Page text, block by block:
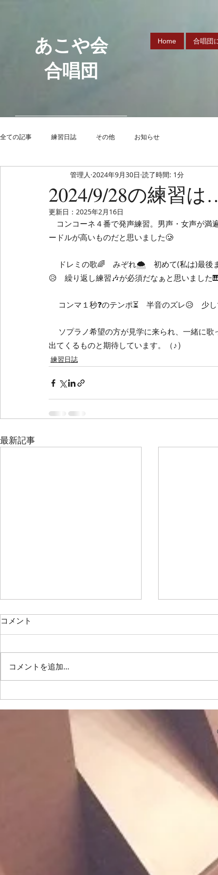
あこや会
合唱団
Home 合唱団
全ての記事 練習日誌 その他 お知らせ
2024/9/28の練習
管理人 2024年9月30日 読了時間: 1分
更新日： 2025年2月16日
コンコーネ４番で発声練習。男声・女声が満
ードルが高いものだと思いました🥲
😥　繰り返し練習🎶が必須だなぁと思いました
コンマ１秒❓のテンポ⏳　半音のズレ😥　少
出てくるものと期待しています。（♪）
練習日誌
最新記事
2026/7/11、定演後最初の練習
2週間のお休みを経て最初の練
習。次の演奏会（来年夏のグリー
ンサマーコンサート）を目指し
女屋先生のボイストレーニング
では、喉の奥はもちろん…喉の上
の、鼻👃の奥を開けて…耳👂️の後
ろから声を出す！練習を繰り返し
行いました。腹筋が使えていなけ
れば…この発声は無理!!という事
です。一歩レベルアップした発声
の為にも…この事は意識していこ
2026/6/27
く開けて「
を繰り返し
せていきた
の合唱練習
「おわりの
よ🎸」「こ
😨な箇所を
し」を中心に。 「ぽろぽ
「ひとつ。
コメント
コメントを追加…